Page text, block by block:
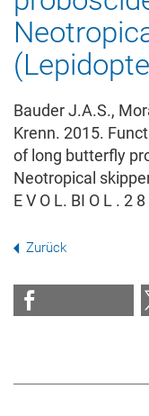
Bauder J.A.S.,
Krenn. 2015.
of long butterfly
Neotropical
E V O L. BI O L . 2
Zurück